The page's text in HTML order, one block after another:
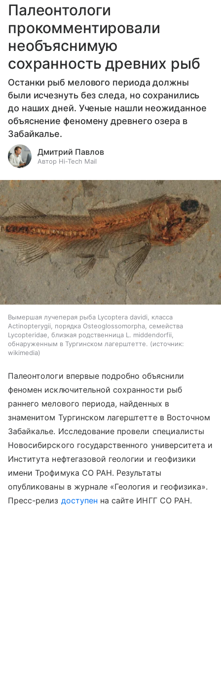
Палеонтологи
прокомментировали
необъяснимую
сохранность древних рыб
Останки рыб мелового периода должны
были исчезнуть без следа, но сохранились
до наших дней. Ученые нашли неожиданное
объяснение феномену древнего озера в
Забайкалье.
Дмитрий Павлов
Автор Hi-Tech Mail
Вымершая лучеперая рыба Lycoptera davidi, класса
Actinopterygii, порядка Osteoglossomorpha, семейства
Lycopteridae, близкая родственница L. middendorfii,
обнаруженным в Тургинском лагерштетте.
источник:
wikimedia
Палеонтологи впервые подробно объяснили
феномен исключительной сохранности рыб
раннего мелового периода, найденных в
знаменитом Тургинском лагерштетте в Восточном
Забайкалье. Исследование провели специалисты
Новосибирского государственного университета и
Института нефтегазовой геологии и геофизики
имени Трофимука СО РАН. Результаты
опубликованы в журнале «Геология и геофизика».
Пресс-релиз доступен на сайте ИНГГ СО РАН.